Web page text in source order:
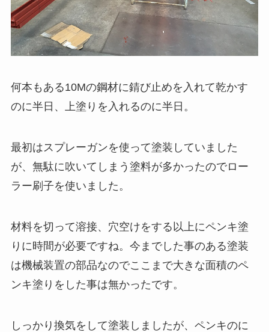
何本もある10Mの鋼材に錆び止めを入れて乾かす
のに半日、上塗りを入れるのに半日。
最初はスプレーガンを使って塗装していました
が、無駄に吹いてしまう塗料が多かったのでロー
ラー刷子を使いました。
材料を切って溶接、穴空けをする以上にペンキ塗
りに時間が必要ですね。今までした事のある塗装
は機械装置の部品なのでここまで大きな面積のペ
ンキ塗りをした事は無かったです。
しっかり換気をして塗装しましたが、ペンキのに